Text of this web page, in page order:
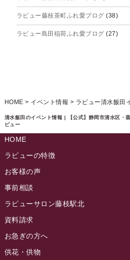
清水飯田のイベント情報 | 【公式】静岡市清水区・
ビュー
2025年4月
2025年3月
2024年11月
2024年10月
2024年9月
2024年8月
2024年5月
2024年4月
2024年3月
ラビュー藤枝茶町ふれ愛ブログ (38)
ラビュー島田稲荷ふれ愛ブログ (27)
ラビュー西焼津ふれ愛ブログ (20)
ラビュー島田六合ふれ愛ブログ
ラビュー静岡籠上ふれ愛ブログ
ラビュー金谷ふれ愛ブログ
ラビュー静岡下島イベント情報(92)
ラビュー東静岡イベント情報(90)
ラビュー島田稲荷イベント情報(84)
ラビュー焼津石津イベント情報
ラビュー藤枝茶町イベント情報
ラビュー藤枝イベント情報
ラビュー静岡沓谷イベント情報
ラビュー藤枝駅北イベント情報
お葬式の豆知識
お客様の声
HOME > イベント情報 > ラビュー清水飯田
HOME
ラビューの特徴
お客様の声
事前相談
ラビューサロン藤枝駅北
資料請求
お急ぎの方へ
供花・供物